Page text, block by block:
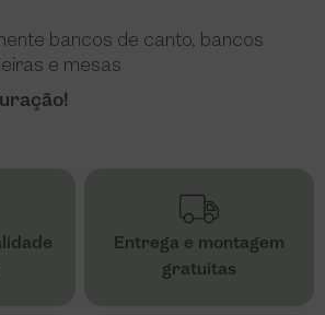
bancos de canto, bancos
e mesas
Entrega e montagem
gratuitas